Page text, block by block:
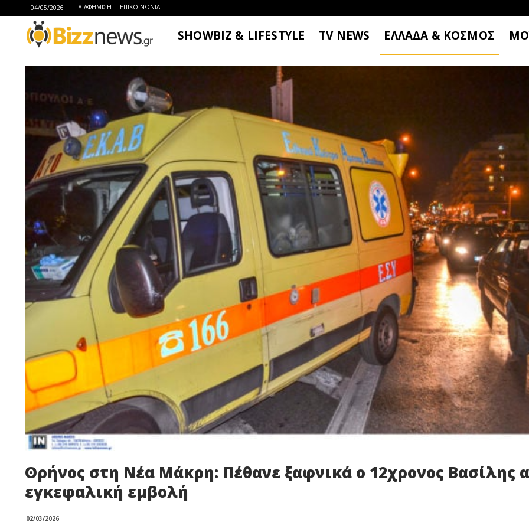
04/05/2026 ΔΙΑΦΗΜΙΣΗ ΕΠΙΚΟΙΝΩΝΙΑ
SHOWBIZ & LIFESTYLE TV NEWS ΕΛΛΑΔΑ & ΚΟΣΜΟΣ
Θρήνος στη Νέα Μάκρη: Πέθανε ξαφνικά ο 12χρονος Βασίλης
εγκεφαλική εμβολή
02/03/2026